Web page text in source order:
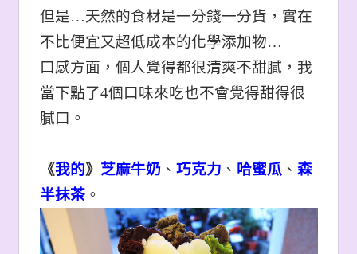
但是…天然的食材是一分錢一分貨，實在
不比便宜又超低成本的化學添加物…
口感方面，個人覺得都很清爽不甜膩，我
當下點了4個口味來吃也不會覺得甜得很
膩口。
《我的》 芝麻牛奶、 巧克力 、 哈蜜瓜 、 森
半抹茶。